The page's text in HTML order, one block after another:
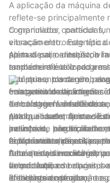
A aplicação da máquina
reflete-se principalmente
comprimidos, ‌ partículas,
ensacamento. ‌ Este tipo
apenas para a indústria
amplamente utilizado em
indústrias, ‌ contando,
enlatamento de artigos
de contagem é feita de
alta qualidade, ‌ tem as
peso leve, ‌ barulho
fácil manutenção. ‌ A
feita de aço inoxidável,
acordo com os requisitos
ideal para contagem,
O granulador contador
vibração
porta de alimentação, o
mamadeira é colocada
com que a placa gire
frasco automaticamente.
de contagem de
qualquer outro ajuste.
avançado,
equipamento de
Além disso, o
também reflete o
equipamentos de
competitividade
embalagem
pelota no setor
indústrias, ‌ não só
reduz o erro manual,
futura estrela na
farmacêutica
一:a gama de aplicações
1. Indústria farmacêutica
A máquina eletrônica de
na linha de produção de
comprimidos, cápsulas,
de materiais medicinais
velocidade, embalagens
eficientes de produção e
2. Indústria alimentícia
A máquina de contagem
de produção de doces,
embalagens de
3. Indústria química